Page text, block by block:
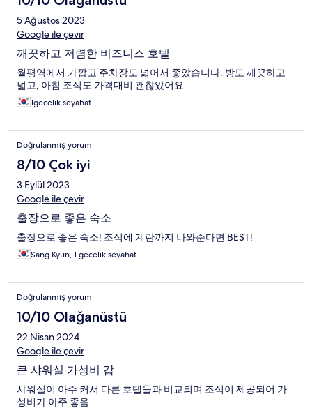
5 Ağustos 2023
Google ile çevir
깨끗하고 저렴한 비즈니스 호텔
월평역에서 가깝고 주차장도 넓어서 좋았습니다. 방도 깨끗하고
넓고, 아침 조식도 가격대비 괜찮았어요
1gecelik seyahat
Doğrulanmış yorum
8/10 Çok iyi
3 Eylül 2023
Google ile çevir
출장으로 좋은 숙소
출장으로 좋은 숙소! 조식에 계란까지 나와준다면 BEST!
Sang Kyun, 1 gecelik seyahat
Doğrulanmış yorum
10/10 Olağanüstü
22 Nisan 2024
Google ile çevir
큰 샤워실 가성비 갑
샤워실이 아주 커서 다른 호텔들과 비교되며 조식이 제공되어 가
성비가 아주 좋음.